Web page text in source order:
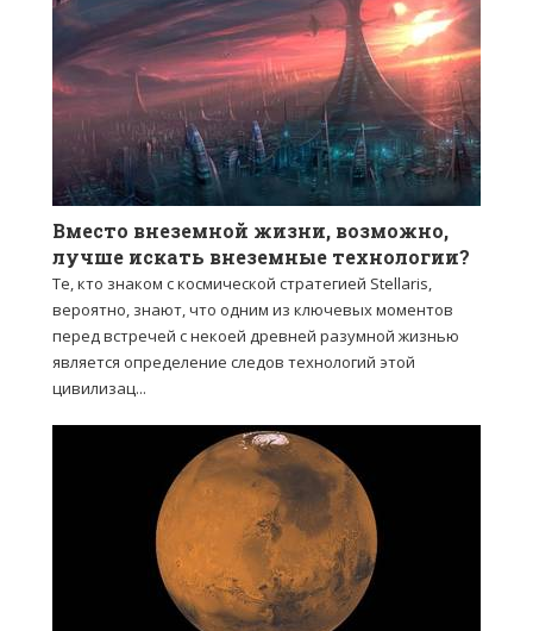
Вместо внеземной жизни, возможно,
лучше искать внеземные технологии?
Те, кто знаком с космической стратегией Stellaris,
вероятно, знают, что одним из ключевых моментов
перед встречей с некоей древней разумной жизнью
является определение следов технологий этой
цивилизац...